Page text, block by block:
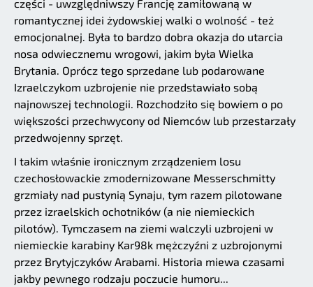
części - uwzględniwszy Francję zamiłowaną w
romantycznej idei żydowskiej walki o wolność - też
emocjonalnej. Była to bardzo dobra okazja do utarcia
nosa odwiecznemu wrogowi, jakim była Wielka
Brytania. Oprócz tego sprzedane lub podarowane
Izraelczykom uzbrojenie nie przedstawiało sobą
najnowszej technologii. Rozchodziło się bowiem o po
większości przechwycony od Niemców lub przestarzały
przedwojenny sprzęt.
I takim właśnie ironicznym zrządzeniem losu
czechosłowackie zmodernizowane Messerschmitty
grzmiały nad pustynią Synaju, tym razem pilotowane
przez izraelskich ochotników (a nie niemieckich
pilotów). Tymczasem na ziemi walczyli uzbrojeni w
niemieckie karabiny Kar98k mężczyźni z uzbrojonymi
przez Brytyjczyków Arabami. Historia miewa czasami
jakby pewnego rodzaju poczucie humoru...